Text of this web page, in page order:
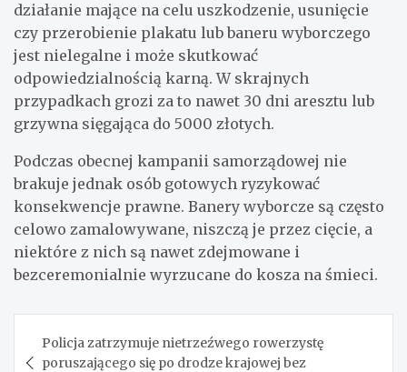
działanie mające na celu uszkodzenie, usunięcie
czy przerobienie plakatu lub baneru wyborczego
jest nielegalne i może skutkować
odpowiedzialnością karną. W skrajnych
przypadkach grozi za to nawet 30 dni aresztu lub
grzywna sięgająca do 5000 złotych.
Podczas obecnej kampanii samorządowej nie
brakuje jednak osób gotowych ryzykować
konsekwencje prawne. Banery wyborcze są często
celowo zamalowywane, niszczą je przez cięcie, a
niektóre z nich są nawet zdejmowane i
bezceremonialnie wyrzucane do kosza na śmieci.
wpisu
Policja zatrzymuje nietrzeźwego rowerzystę
poruszającego się po drodze krajowej bez